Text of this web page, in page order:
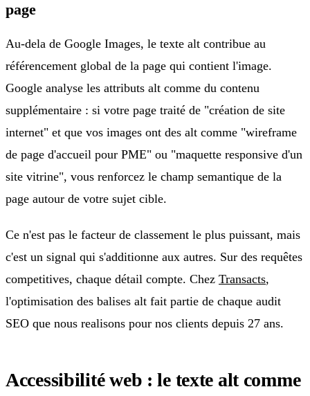
page
Au-dela de Google Images, le texte alt contribue au
référencement global de la page qui contient l'image.
Google analyse les attributs alt comme du contenu
supplémentaire : si votre page traité de "création de site
internet" et que vos images ont des alt comme "wireframe
de page d'accueil pour PME" ou "maquette responsive d'un
site vitrine", vous renforcez le champ semantique de la
page autour de votre sujet cible.
Ce n'est pas le facteur de classement le plus puissant, mais
c'est un signal qui s'additionne aux autres. Sur des requêtes
competitives, chaque détail compte. Chez Transacts,
l'optimisation des balises alt fait partie de chaque audit
SEO que nous realisons pour nos clients depuis 27 ans.
Accessibilité web : le texte alt comme